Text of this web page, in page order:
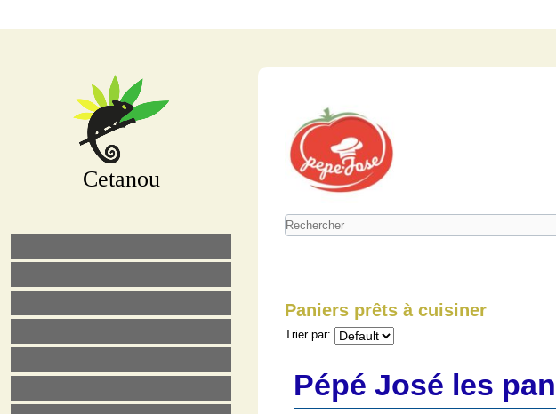
Cetanou
Paniers prêts à cuisiner
Trier par:
Pépé José les